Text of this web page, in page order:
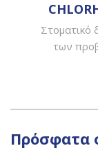
Στοματικό
των
Πρόσφατα